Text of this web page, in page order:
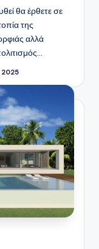
θα έρθετε σε
της
αλλά
2025